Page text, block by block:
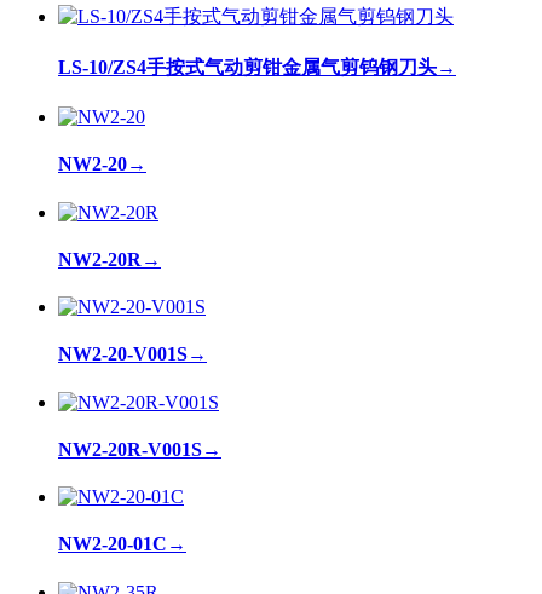
LS-10/ZS4手按式气动剪钳金属气剪钨钢刀头→
NW2-20→
NW2-20R →
NW2-20-V001S→
NW2-20R-V001S→
NW2-20-01C →